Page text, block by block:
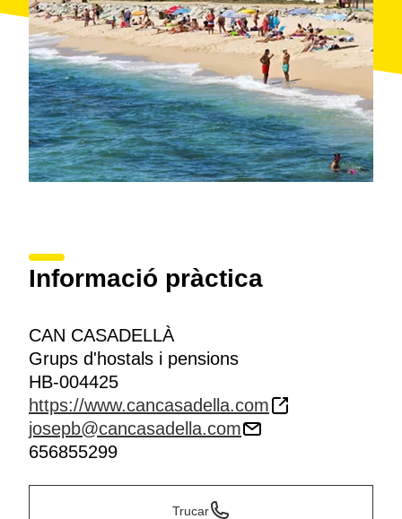
Informació pràctica
CAN CASADELLÀ
Grups d'hostals i pensions
HB-004425
https://www.cancasadella.com
josepb@cancasadella.com
656855299
Trucar